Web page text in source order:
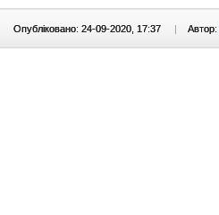
Опубліковано: 24-09-2020, 17:37 | Автор: